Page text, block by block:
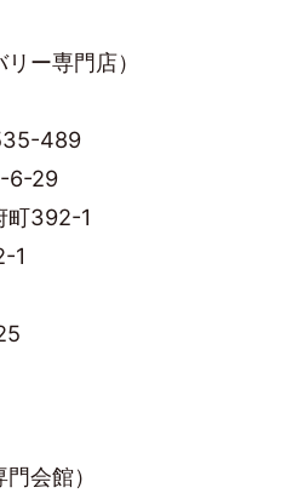
ー専門店）
489
6-29
392-1
1
会館）